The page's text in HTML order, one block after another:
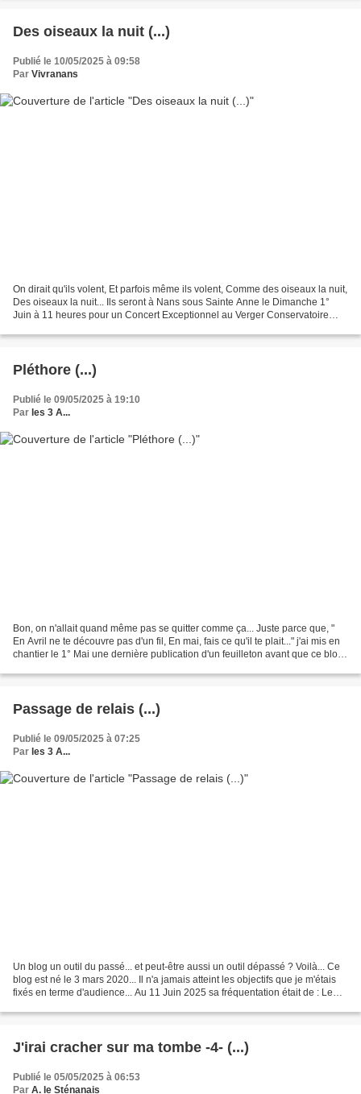
Des oiseaux la nuit (...)
Publié le 10/05/2025 à 09:58
Par Vivranans
On dirait qu'ils volent, Et parfois même ils volent, Comme des oiseaux la nuit,
Des oiseaux la nuit... Ils seront à Nans sous Sainte Anne le Dimanche 1°
Juin à 11 heures pour un Concert Exceptionnel au Verger Conservatoire
Pléthore (...)
Publié le 09/05/2025 à 19:10
Par les 3 A...
Bon, on n'allait quand même pas se quitter comme ça... Juste parce que, "
En Avril ne te découvre pas d'un fil, En mai, fais ce qu'il te plait..." j'ai mis en
chantier le 1° Mai une dernière publication d'un feuilleton avant que ce blog,
Passage de relais (...)
Publié le 09/05/2025 à 07:25
Par les 3 A...
Un blog un outil du passé... et peut-être aussi un outil dépassé ? Voilà... Ce
blog est né le 3 mars 2020... Il n'a jamais atteint les objectifs que je m'étais
fixés en terme d'audience... Au 11 Juin 2025 sa fréquentation était de : Le
J'irai cracher sur ma tombe -4- (...)
Publié le 05/05/2025 à 06:53
Par A. le Sténanais